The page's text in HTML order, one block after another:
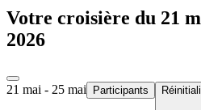
Votre croisière du 21
2026
21 mai - 25 mai Participants